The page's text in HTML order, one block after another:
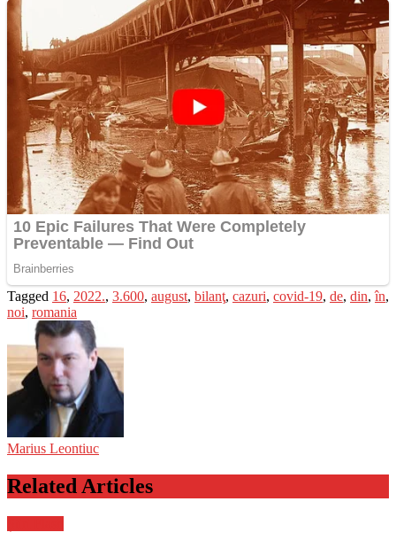
Tagged 16, 2022., 3.600, august, bilanţ, cazuri, covid-19, de, din,în,
noi, romania
Marius Leontiuc
Related Articles